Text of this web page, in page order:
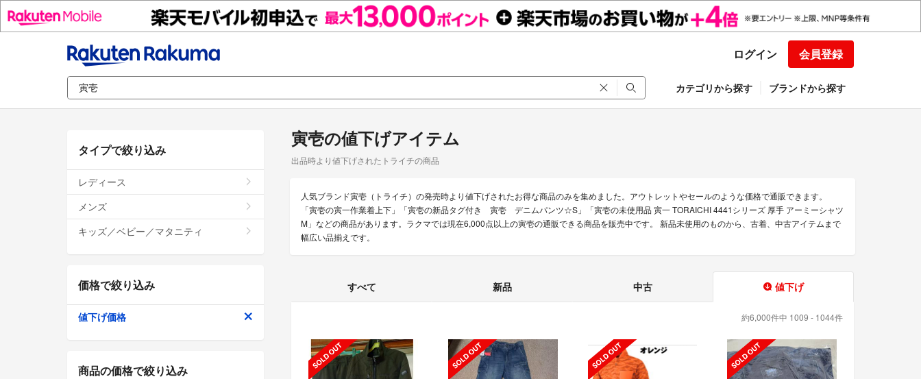
ログイン 会員登録
カテゴリから探す ブランドから探す
寅壱の値下げアイテム
出品時より値下げされたトライチの商品
人気ブランド寅壱（トライチ）の発売時より値下げされたお得な商品のみを集めました。アウトレットやセールのような価格で通販できます。
「寅壱の寅一作業着上下」「寅壱の新品タグ付き 寅壱 デニムパンツ☆S」「寅壱の未使用品 寅一 TORAICHI 4441シリーズ 厚手 アーミーシャツ
M」などの商品があります。ラクマでは現在6,000点以上の寅壱の通販できる商品を販売中です。 新品未使用のものから、古着、中古アイテムまで
幅広い品揃えです。
すべて 新品 中古 値下げ
約6,000件中 1009 - 1044件
タイプで絞り込み
レディース
メンズ
キッズ／ベビー／マタニティ
価格で絞り込み
値下げ価格
商品の価格で絞り込み